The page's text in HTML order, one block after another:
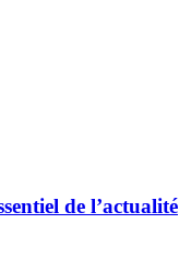
de l’actualité